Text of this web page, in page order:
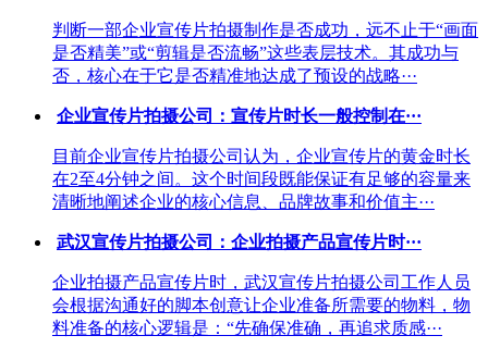
判断一部企业宣传片拍摄制作是否成功，远不止于“画面
是否精美”或“剪辑是否流畅”这些表层技术。其成功与
否，核心在于它是否精准地达成了预设的战略···
企业宣传片拍摄公司：宣传片时长一般控制在···
目前企业宣传片拍摄公司认为，企业宣传片的黄金时长
在2至4分钟之间。这个时间段既能保证有足够的容量来
清晰地阐述企业的核心信息、品牌故事和价值主···
武汉宣传片拍摄公司：企业拍摄产品宣传片时···
企业拍摄产品宣传片时，武汉宣传片拍摄公司工作人员
会根据沟通好的脚本创意让企业准备所需要的物料，物
料准备的核心逻辑是：“先确保准确，再追求质感···